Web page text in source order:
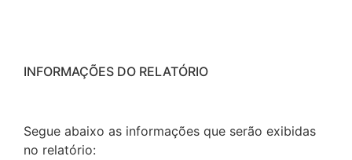
INFORMAÇÕES DO RELATÓRIO
Segue abaixo as informações que serão exibidas
no relatório: